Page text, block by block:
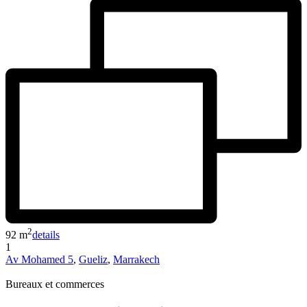
92 m2details
1
Av Mohamed 5, Gueliz, Marrakech
Bureaux et commerces